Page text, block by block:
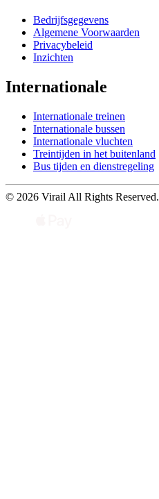
Bedrijfsgegevens
Algemene Voorwaarden
Privacybeleid
Inzichten
Internationale
Internationale treinen
Internationale bussen
Internationale vluchten
Treintijden in het buitenland
Bus tijden en dienstregeling
© 2026 Virail All Rights Reserved.